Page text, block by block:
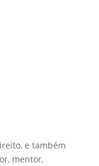
e também
mentor,